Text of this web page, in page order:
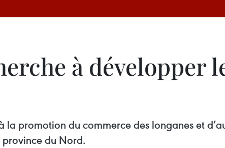
à développer
la promotion du commerce des longanes et
province du Nord.